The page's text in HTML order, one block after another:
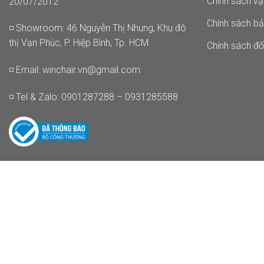
◽ Showroom: 46 Nguyễn Thị Nhung, Khu đô
thị Vạn Phúc, P. Hiệp Bình, Tp. HCM
◽ Email: winchair.vn@gmail.com
◽ Tel & Zalo: 0901287288 – 0931285588
Chính sách
Chính sách